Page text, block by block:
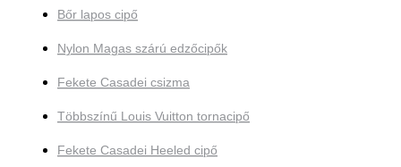
Bőr lapos cipő
Nylon Magas szárú edzőcipők
Fekete Casadei csizma
Többszínű Louis Vuitton tornacipő
Fekete Casadei Heeled cipő